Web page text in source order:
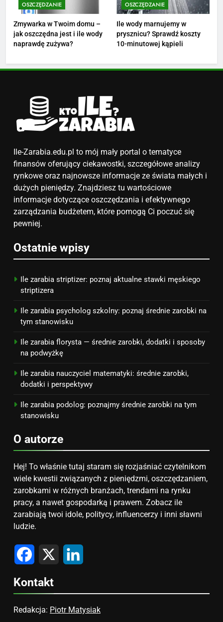
matematyki: średnie zarobki,
5
średnie zarobki na tym
6
Akcje charytatywne w szkole:
zainspirują
ZAROBKI
7
Jak przygotować się finansowo
na narodziny dziecka: ile to
kosztuje i jak zaplanować
PORADY
8
Netflix tagger — czym jest,
PRACA
OSZCZĘDZANIE
Zmywarka w Twoim domu –
jak oszczędna jest i ile wody
naprawdę zużywa?
OSZCZĘDZANIE
Ile wody marnujemy w
prysznicu? Sprawdź koszty
10-minutowej kąpieli
Ile-Zarabia.edu.pl to mój mały portal o tematyce
finansów oferujący ciekawostki, szczegółowe analizy
rynkowe oraz najnowsze informacje ze świata małych i
dużych pieniędzy. Znajdziesz tu wartościowe
informacje dotyczące oszczędzania i efektywnego
zarządzania budżetem, które pomogą Ci poczuć się
pewniej.
Ostatnie wpisy
Ile zarabia striptizer: poznaj aktualne stawki męskiego
striptizera
Ile zarabia psycholog szkolny: poznaj średnie zarobki na
tym stanowisku
Ile zarabia florysta — średnie zarobki, dodatki i sposoby
na podwyżkę
Ile zarabia nauczyciel matematyki: średnie zarobki,
dodatki i perspektywy
Ile zarabia podolog: poznajmy średnie zarobki na tym
stanowisku
O autorze
Hej! To właśnie tutaj staram się rozjaśniać czytelnikom
wiele kwestii związanych z pieniędzmi, oszczędzaniem,
zarobkami w różnych branżach, trendami na rynku
pracy, a nawet gospodarką i prawem. Zobacz ile
zarabiają twoi idole, politycy, influencerzy i inni sławni
ludzie.
Facebook
X
Kontakt
Redakcja: Piotr Matysiak